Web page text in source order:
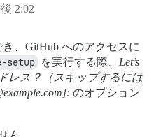
2:02
、GitHub へのアクセスに
setup を実行する際、 Let’s
レス？（スキップするには
のオプション
ん。